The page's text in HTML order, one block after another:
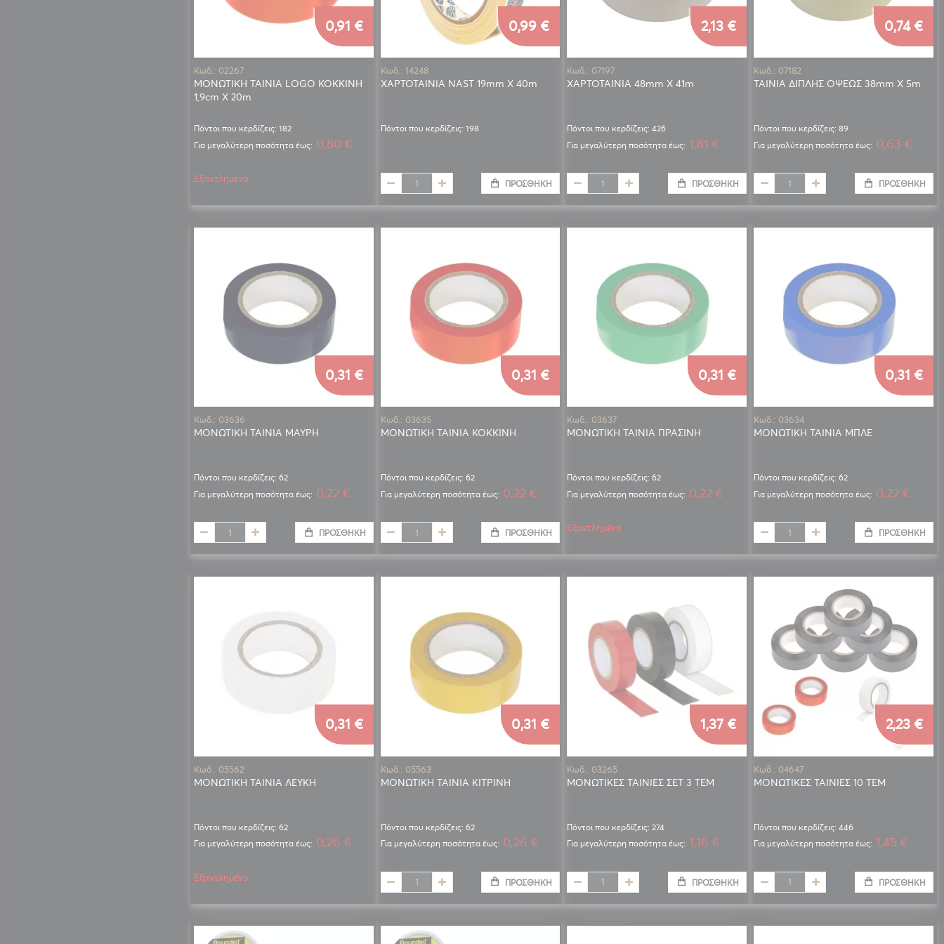
Κωδ.: 02267
ΜΟΝΩΤΙΚΗ ΤΑΙΝΙΑ LOGO ΚΟΚΚΙΝΗ
1,9cm X 20m
Πόντοι που κερδίζεις: 182
0,91 €
Για μεγαλύτερη ποσότητα έως: 0,80 €
Εξαντλημένο
Κωδ.: 14248
ΧΑΡΤΟΤΑΙΝΙΑ NAST 19mm X 40m
Πόντοι που κερδίζεις: 198
0,99 €
ΠΡΟΣΘΉΚΗ
Κωδ.: 07197
ΧΑΡΤΟΤΑΙΝΙΑ 48mm X 41m
Πόντοι που κερδίζεις: 426
2,13 €
Για μεγαλύτερη ποσότητα έως: 1,81 €
ΠΡΟΣΘΉΚΗ
Κωδ.: 07182
ΤΑΙΝΙΑ ΔΙΠΛΗΣ ΟΨΕΩΣ 38mm X 5m
Πόντοι που κερδίζεις: 89
0,74 €
Για μεγαλύτερη ποσότητα έως: 0,63 €
ΠΡΟΣΘΉΚΗ
Κωδ.: 03636
ΜΟΝΩΤΙΚΗ ΤΑΙΝΙΑ ΜΑΥΡΗ
Πόντοι που κερδίζεις: 62
0,31 €
Για μεγαλύτερη ποσότητα έως: 0,22 €
ΠΡΟΣΘΉΚΗ
Κωδ.: 03635
ΜΟΝΩΤΙΚΗ ΤΑΙΝΙΑ ΚΟΚΚΙΝΗ
Πόντοι που κερδίζεις: 62
0,31 €
Για μεγαλύτερη ποσότητα έως: 0,22 €
ΠΡΟΣΘΉΚΗ
Κωδ.: 03637
ΜΟΝΩΤΙΚΗ ΤΑΙΝΙΑ ΠΡΑΣΙΝΗ
Πόντοι που κερδίζεις: 62
0,31 €
Για μεγαλύτερη ποσότητα έως: 0,22 €
Εξαντλημένο
Κωδ.: 03634
ΜΟΝΩΤΙΚΗ ΤΑΙΝΙΑ ΜΠΛΕ
Πόντοι που κερδίζεις: 62
0,31 €
Για μεγαλύτερη ποσότητα έως: 0,22 €
ΠΡΟΣΘΉΚΗ
Κωδ.: 05562
ΜΟΝΩΤΙΚΗ ΤΑΙΝΙΑ ΛΕΥΚΗ
Πόντοι που κερδίζεις: 62
0,31 €
Για μεγαλύτερη ποσότητα έως: 0,26 €
Εξαντλημένο
Κωδ.: 05563
ΜΟΝΩΤΙΚΗ ΤΑΙΝΙΑ ΚΙΤΡΙΝΗ
Πόντοι που κερδίζεις: 62
0,31 €
Για μεγαλύτερη ποσότητα έως: 0,26 €
ΠΡΟΣΘΉΚΗ
Κωδ.: 03265
ΜΟΝΩΤΙΚΕΣ ΤΑΙΝΙΕΣ ΣΕΤ 3 ΤΕΜ
Πόντοι που κερδίζεις: 274
1,37 €
Για μεγαλύτερη ποσότητα έως: 1,16 €
ΠΡΟΣΘΉΚΗ
Κωδ.: 04647
ΜΟΝΩΤΙΚΕΣ ΤΑΙΝΙΕΣ 10 ΤΕΜ
Πόντοι που κερδίζεις: 446
2,23 €
Για μεγαλύτερη ποσότητα έως: 1,45 €
ΠΡΟΣΘΉΚΗ